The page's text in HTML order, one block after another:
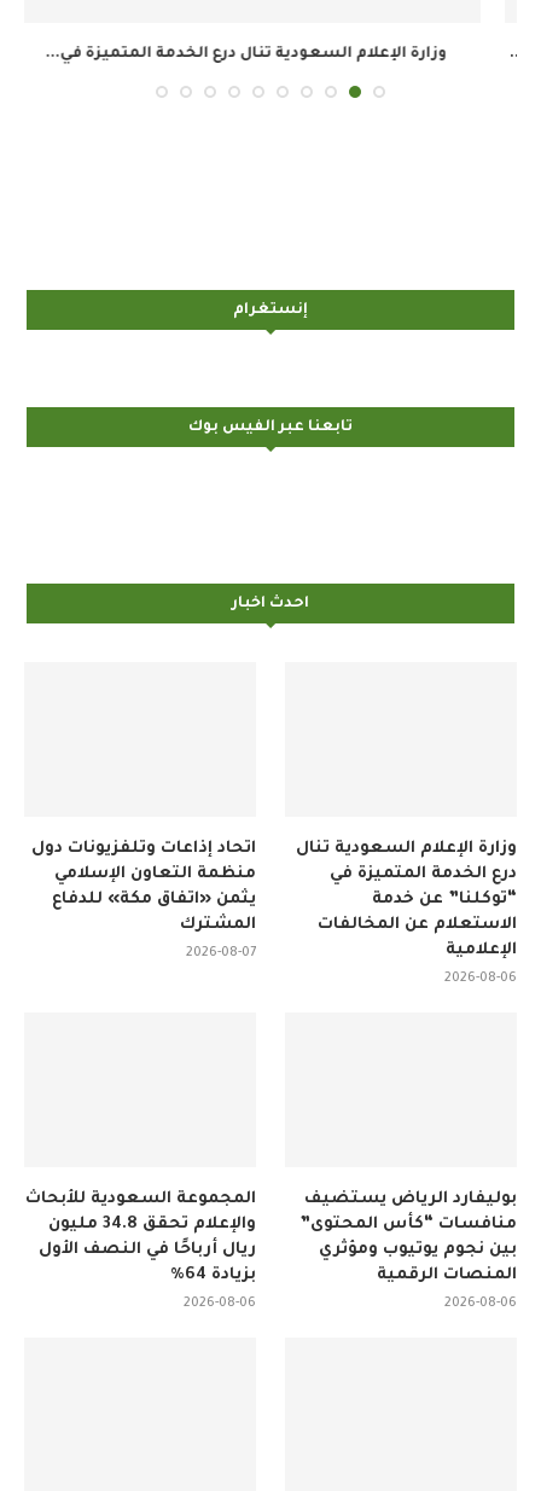
وزارة الإعلام السعودية تنال درع الخدمة المتميزة في...
إنستغرام
تابعنا عبر الفيس بوك
احدث اخبار
اتحاد إذاعات وتلفزيونات دول
منظمة التعاون الإسلامي
يثمن «اتفاق مكة» للدفاع
المشترك
2026-08-07
وزارة الإعلام السعودية تنال
درع الخدمة المتميزة في
“توكلنا” عن خدمة
الاستعلام عن المخالفات
الإعلامية
2026-08-06
المجموعة السعودية للأبحاث
والإعلام تحقق 34.8 مليون
ريال أرباحًا في النصف الأول
بزيادة 64%
2026-08-06
بوليفارد الرياض يستضيف
منافسات “كأس المحتوى”
بين نجوم يوتيوب ومؤثري
المنصات الرقمية
2026-08-06